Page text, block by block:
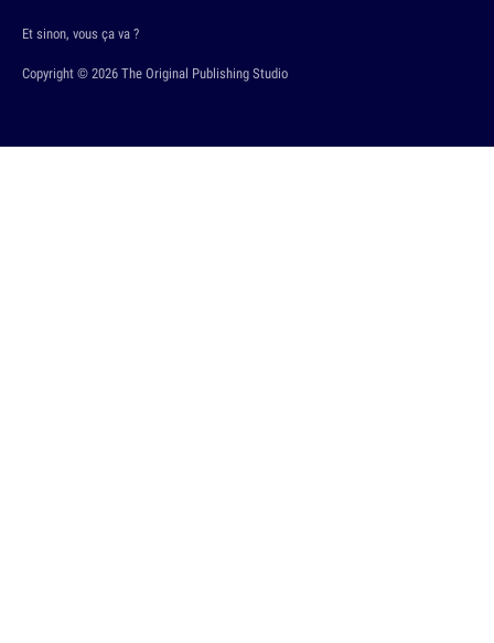
Copyright © 2026 The Original Publishing Studio
Et sinon, vous ça va ?